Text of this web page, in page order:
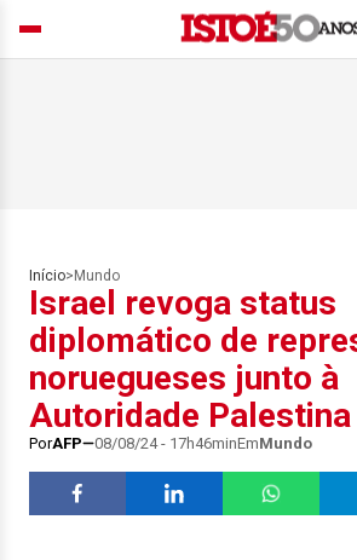
Início> Mundo
Israel revoga status
diplomático de
noruegueses junto à
Autoridade Palestina
PorAFP 08/08/24 - 17h46minEmMundo